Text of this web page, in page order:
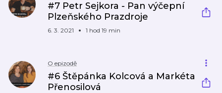
#7 Petr Sejkora - Pan výčepní
Plzeňského Prazdroje
6. 3. 2021 1 hod 19 min
O epizodě
#6 Štěpánka Kolcová a Markéta
Přenosilová